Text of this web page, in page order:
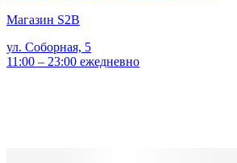
Магазин S2B
ул. Соборная, 5
11:00 – 23:00 ежедневно